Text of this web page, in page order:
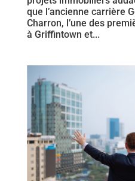
que l’ancienne carrière
Charron, l’une des
à Griffintown et...